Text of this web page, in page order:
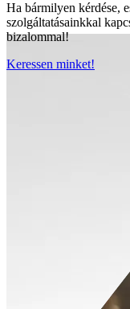
Ha bármilyen kérdése,
szolgáltatásainkkal
bizalommal!
Keressen minket!